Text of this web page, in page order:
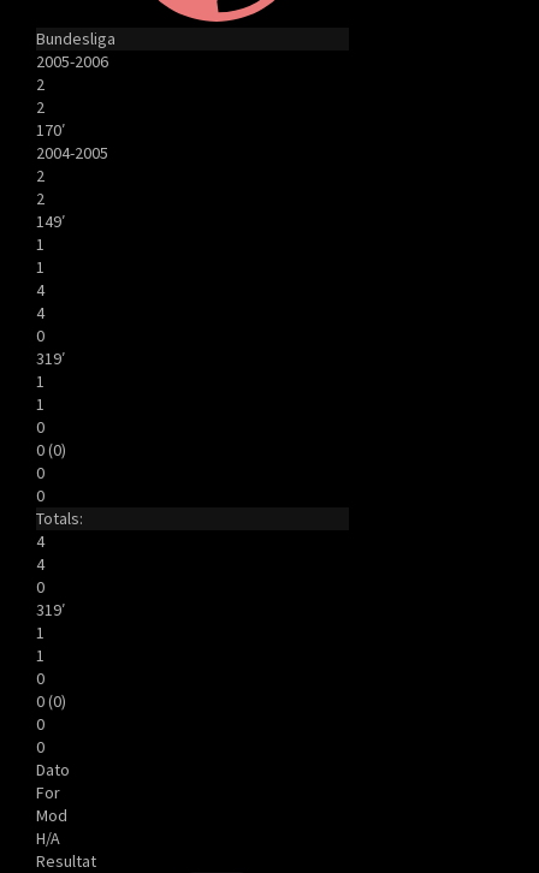
Bundesliga
2005-2006
2
2
170′
2004-2005
2
2
149′
1
1
4
4
0
319′
1
1
0
0 (0)
0
0
Totals:
4
4
0
319′
1
1
0
0 (0)
0
0
Dato
For
Mod
H/A
Resultat